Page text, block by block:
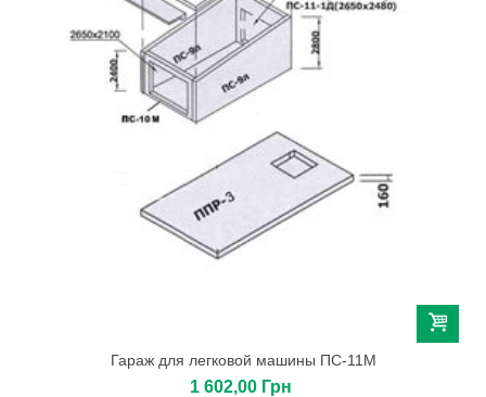
Гараж для легковой машины ПС-11М
1 602,00 Грн